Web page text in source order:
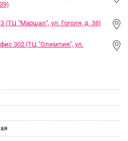
(ТЦ "Маршал", ул. Гоголя, д. 38)
302 (ТЦ "Олимпия", ул.